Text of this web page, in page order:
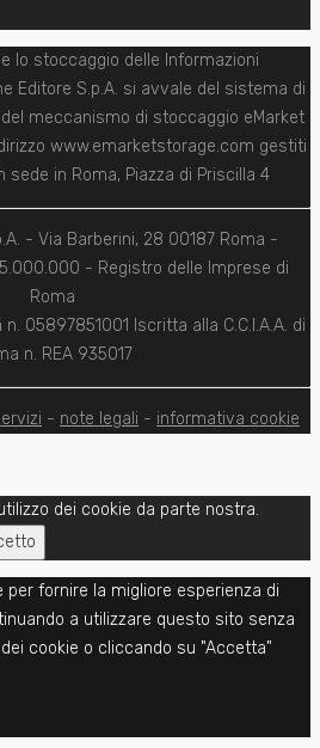
lo stoccaggio delle Informazioni
Editore S.p.A. si avvale del sistema di
meccanismo di stoccaggio eMarket
www.emarketstorage.com gestiti
sede in Roma, Piazza di Priscilla 4
- Via Barberini, 28 00187 Roma -
- Registro delle Imprese di
Roma
05897851001 Iscritta alla C.C.I.A.A. di
n. REA 935017
- note legali - informativa cookie
dei cookie da parte nostra.
per fornire la migliore esperienza di
a utilizzare questo sito senza
cookie o cliccando su "Accetta"